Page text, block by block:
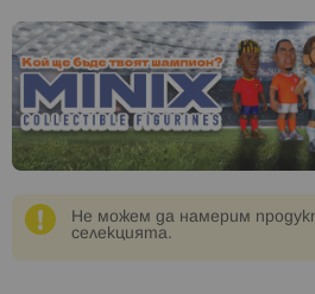
Не можем да намерим
селекцията.